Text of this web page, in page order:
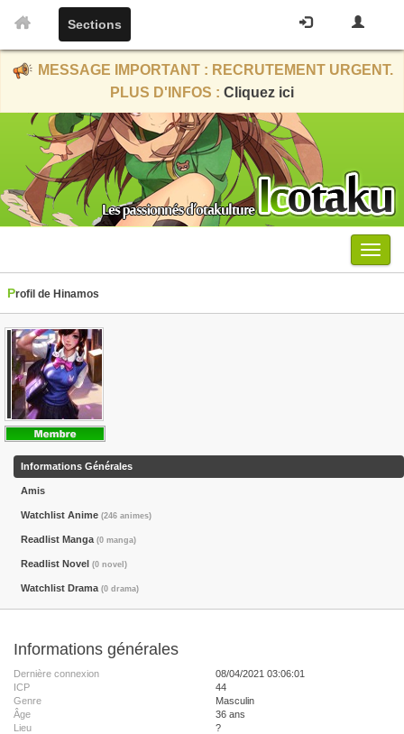
Sections
MESSAGE IMPORTANT : RECRUTEMENT URGENT.
PLUS D'INFOS : Cliquez ici
Menu
Profil de Hinamos
Informations Générales
Amis
Watchlist Anime (246 animes)
Readlist Manga (0 manga)
Readlist Novel (0 novel)
Watchlist Drama (0 drama)
Informations générales
Dernière connexion
08/04/2021 03:06:01
ICP
44
Genre
Masculin
Âge
36 ans
Lieu
?